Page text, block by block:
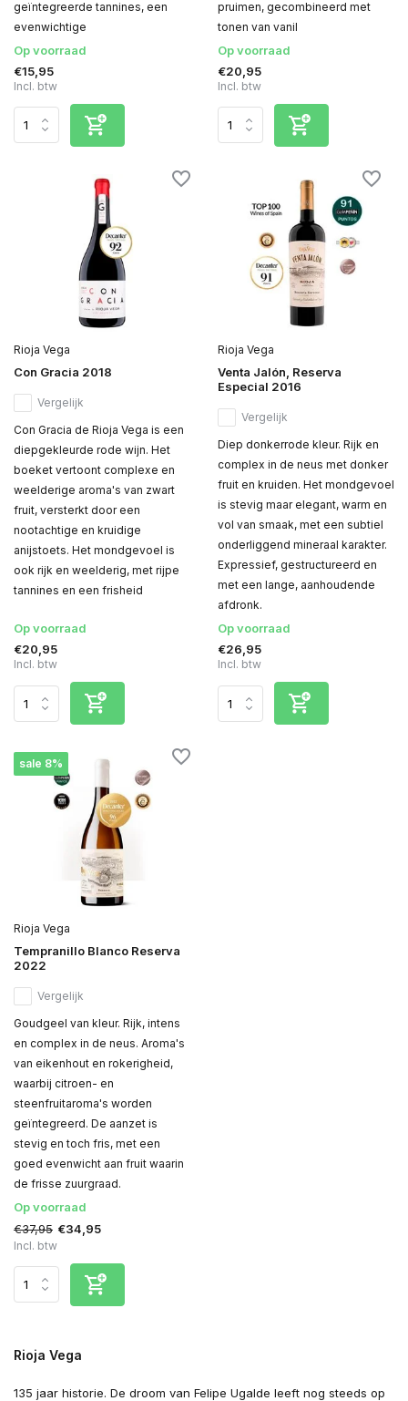
geïntegreerde tannines, een
evenwichtige
Op voorraad
€15,95
Incl. btw
pruimen, gecombineerd met
tonen van vanil
Op voorraad
€20,95
Incl. btw
Rioja Vega
Con Gracia 2018
Vergelijk
Con Gracia de Rioja Vega is een
diepgekleurde rode wijn. Het
boeket vertoont complexe en
weelderige aroma's van zwart
fruit, versterkt door een
nootachtige en kruidige
anijstoets. Het mondgevoel is
ook rijk en weelderig, met rijpe
tannines en een frisheid
Op voorraad
€20,95
Incl. btw
Rioja Vega
Venta Jalón, Reserva
Especial 2016
Vergelijk
Diep donkerrode kleur. Rijk en
complex in de neus met donker
fruit en kruiden. Het mondgevoel
is stevig maar elegant, warm en
vol van smaak, met een subtiel
onderliggend mineraal karakter.
Expressief, gestructureerd en
met een lange, aanhoudende
afdronk.
Op voorraad
€26,95
Incl. btw
sale 8%
Rioja Vega
Tempranillo Blanco Reserva
2022
Vergelijk
Goudgeel van kleur. Rijk, intens
en complex in de neus. Aroma's
van eikenhout en rokerigheid,
waarbij citroen- en
steenfruitaroma's worden
geïntegreerd. De aanzet is
stevig en toch fris, met een
goed evenwicht aan fruit waarin
de frisse zuurgraad.
Op voorraad
€37,95 €34,95
Incl. btw
Rioja Vega
135 jaar historie. De droom van Felipe Ugalde leeft nog steeds op